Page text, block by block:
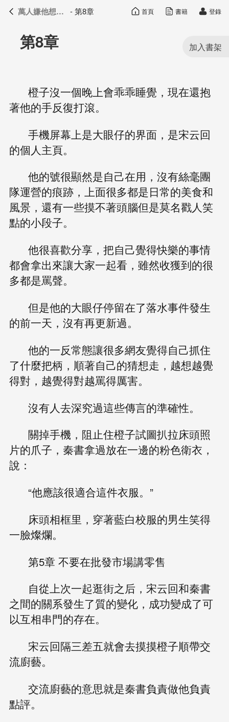
萬人嫌他想開了 目錄
第8章
橙子沒一個晚上會乖乖睡覺，現在還抱
著他的手反復打滾。
手機屏幕上是大眼仔的界面，是宋云回
的個人主頁。
他的號很顯然是自己在用，沒有絲毫團
隊運營的痕跡，上面很多都是日常的美食和
風景，還有一些摸不著頭腦但是莫名戳人笑
點的小段子。
他很喜歡分享，把自己覺得快樂的事情
都會拿出來讓大家一起看，雖然收獲到的很
多都是罵聲。
但是他的大眼仔停留在了落水事件發生
的前一天，沒有再更新過。
他的一反常態讓很多網友覺得自己抓住
了什麼把柄，順著自己的猜想走，越想越覺
得對，越覺得對越罵得厲害。
沒有人去深究過這些傳言的準確性。
關掉手機，阻止住橙子試圖扒拉床頭照
片的爪子，秦書拿過放在一邊的粉色衛衣，
說：
“他應該很適合這件衣服。”
床頭相框里，穿著藍白校服的男生笑得
一臉燦爛。
第5章 不要在批發市場講零售
自從上次一起逛街之后，宋云回和秦書
之間的關系發生了質的變化，成功變成了可
以互相串門的存在。
宋云回隔三差五就會去摸摸橙子順帶交
流廚藝。
交流廚藝的意思就是秦書負責做他負責
點評。
萬人嫌他想開了 - 第8章 首頁 書籍 登錄